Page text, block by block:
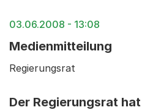
03.06.2008 - 13:08
Medienmitteilung
Regierungsrat
Der Regierungsrat